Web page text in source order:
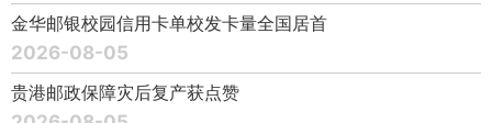
金华邮银校园信用卡单校发卡量全国居首
2026-08-05
贵港邮政保障灾后复产获点赞